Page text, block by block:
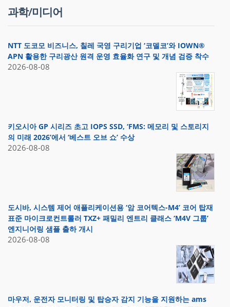
과학/미디어
NTT 도코모 비즈니스, 칠레 국영 구리기업 ‘코델코’와 IOWN®
APN 활용한 구리광산 원격 운영 효율화 연구 및 개념 검증 착수
2026-08-08
키오시아 GP 시리즈 초고 IOPS SSD, ‘FMS: 메모리 및 스토리지
의 미래 2026’에서 ‘베스트 오브 쇼’ 수상
2026-08-08
도시바, 시스템 제어 애플리케이션용 ‘암 코어텍스-M4’ 코어 탑재
표준 마이크로컨트롤러 TXZ+ 패밀리 엔트리 클래스 ‘M4V 그룹’
엔지니어링 샘플 출하 개시
2026-08-08
마우저, 운전자 모니터링 및 탑승자 감지 기능을 지원하는 ams